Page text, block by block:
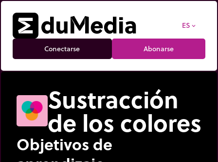
ES expand_more
Conectarse Abonarse
Sustracción
de los colores
Objetivos de